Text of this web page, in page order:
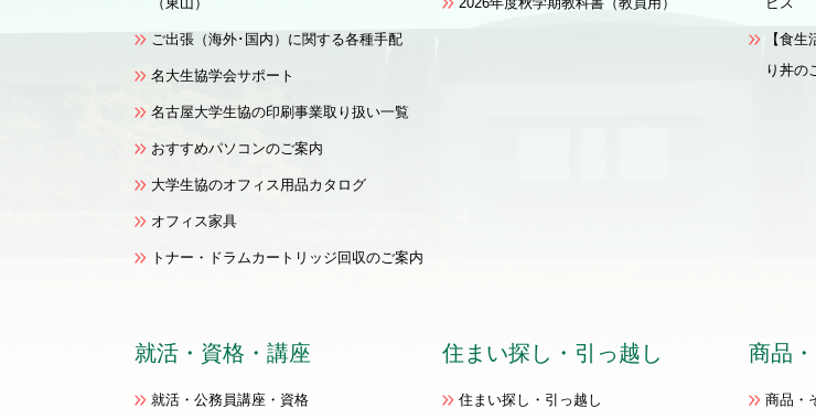
ご出張（海外･国内）に関する各種手配
名大生協学会サポート
名古屋大学生協の印刷事業取り扱い一覧
おすすめパソコンのご案内
大学生協のオフィス用品カタログ
オフィス家具
トナー・ドラムカートリッジ回収のご案内
【食
り丼の
就活・資格 ・ 講座
就活・公務員講座・資格
住まい探し ・ 引っ越し
住まい探し・引っ越し
商品 ・
商品・